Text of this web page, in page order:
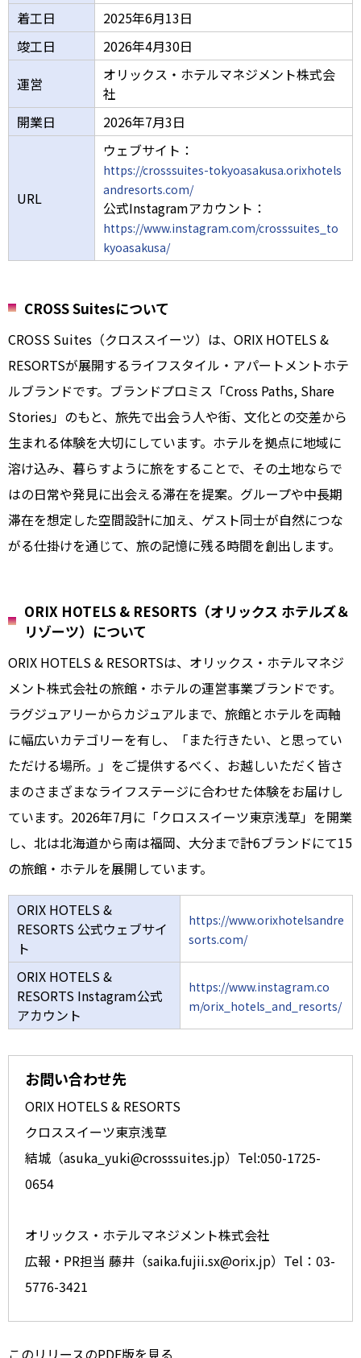
着工日
2025年6月13日
竣工日
2026年4月30日
運営
オリックス・ホテルマネジメント株式会
社
開業日
2026年7月3日
URL
ウェブサイト：
https://crosssuites-tokyoasakusa.orixhotels
andresorts.com/
公式Instagramアカウント：
https://www.instagram.com/crosssuites_to
kyoasakusa/
CROSS Suitesについて
CROSS Suites（クロススイーツ）は、ORIX HOTELS &
RESORTSが展開するライフスタイル・アパートメントホテ
ルブランドです。ブランドプロミス「Cross Paths, Share
Stories」のもと、旅先で出会う人や街、文化との交差から
生まれる体験を大切にしています。ホテルを拠点に地域に
溶け込み、暮らすように旅をすることで、その土地ならで
はの日常や発見に出会える滞在を提案。グループや中長期
滞在を想定した空間設計に加え、ゲスト同士が自然につな
がる仕掛けを通じて、旅の記憶に残る時間を創出します。
ORIX HOTELS & RESORTS（オリックス ホテルズ＆
リゾーツ）について
ORIX HOTELS & RESORTSは、オリックス・ホテルマネジ
メント株式会社の旅館・ホテルの運営事業ブランドです。
ラグジュアリーからカジュアルまで、旅館とホテルを両軸
に幅広いカテゴリーを有し、「また行きたい、と思ってい
ただける場所。」をご提供するべく、お越しいただく皆さ
まのさまざまなライフステージに合わせた体験をお届けし
ています。2026年7月に「クロススイーツ東京浅草」を開業
し、北は北海道から南は福岡、大分まで計6ブランドにて15
の旅館・ホテルを展開しています。
ORIX HOTELS &
RESORTS 公式ウェブサイ
ト
https://www.orixhotelsandre
sorts.com/
ORIX HOTELS &
RESORTS Instagram公式
アカウント
https://www.instagram.co
m/orix_hotels_and_resorts/
お問い合わせ先
ORIX HOTELS & RESORTS
クロススイーツ東京浅草
結城（asuka_yuki@crosssuites.jp）Tel:050-1725-
0654
オリックス・ホテルマネジメント株式会社
広報・PR担当 藤井（saika.fujii.sx@orix.jp）Tel：03-
5776-3421
このリリースのPDF版を見る